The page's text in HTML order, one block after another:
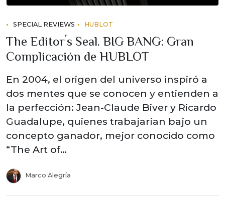
SPECIAL REVIEWS HUBLOT
The Editor´s Seal. BIG BANG: Gran
Complicación de HUBLOT
En 2004, el origen del universo inspiró a
dos mentes que se conocen y entienden a
la perfección: Jean-Claude Biver y Ricardo
Guadalupe, quienes trabajarían bajo un
concepto ganador, mejor conocido como
“The Art of…
Marco Alegría